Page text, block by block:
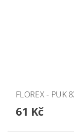
FLOREX - PUK
61 Kč